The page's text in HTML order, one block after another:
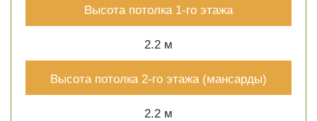
Высота потолка 1-го этажа
2.2 м
Высота потолка 2-го этажа (мансарды)
2.2 м